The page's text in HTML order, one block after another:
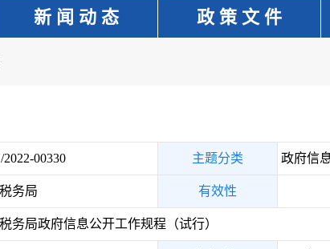
新 闻 动 态 政 策 文 件
2022-00330 主题分类 政府信
务局 有效性
务局政府信息公开工作规程（试行）